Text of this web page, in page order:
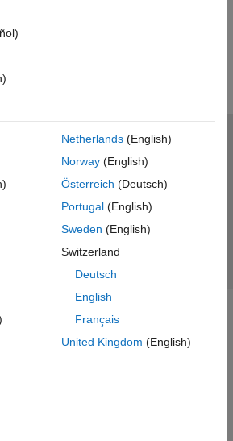
Netherlands(English)
Norway(English)
Österreich (Deutsch)
Portugal(English)
Sweden (English)
Switzerland
Deutsch
English
Français
United Kingdom (English)
プライバシー ポリシー
アプリケーション ステータス
Inc.